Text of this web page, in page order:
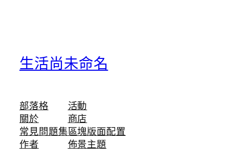
生活尚未命名
部落格
關於
常見問題集
作者
活動
商店
區塊版面配置
佈景主題